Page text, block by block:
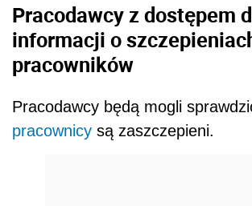
Pracodawcy z dostępem
informacji o
pracowników
Pracodawcy będą mogli
pracownicy są zaszczepieni.